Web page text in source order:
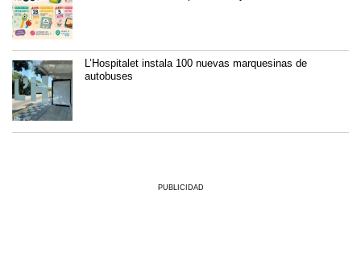
L’Hospitalet instala 100 nuevas marquesinas de
autobuses
PUBLICIDAD